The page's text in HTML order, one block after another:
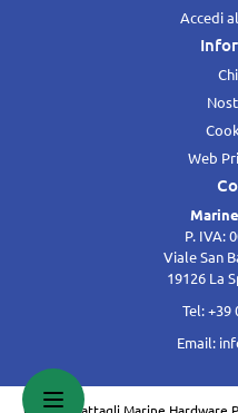
Accedi
Web
P. IVA:
Viale San
19126 La
Tel:
Email: